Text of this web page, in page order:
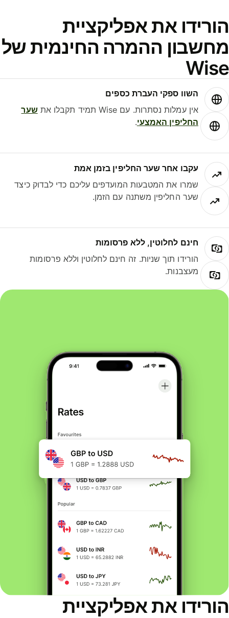
את אפליקציית
ההמרה החינמית של
השוו ספקי העברת כספים
אין עמלות נסתרות. עם Wise תמיד תקבלו את
שער
החליפין האמצעי.
עקבו אחר שער החליפין בזמן אמת
שמרו את המטבעות המועדפים עליכם כדי לבדוק כיצד
שער החליפין משתנה עם הזמן.
חינם לחלוטין, ללא פרסומות
הורידו תוך שניות. זה חינם לחלוטין וללא פרסומות
מעצבנות.
את אפליקציית